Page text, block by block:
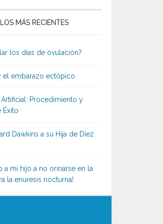
MÁS RECIENTES
los días de ovulación?
el embarazo ectópico
Artificial: Procedimiento y
Éxito
Dawkins a su Hija de Diez
a mi hijo a no orinarse en la
la enuresis nocturna!